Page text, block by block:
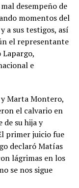
desempeño de
momentos del
a sus testigos, así
el representante
e
Marta Montero,
el calvario en
su hija y
primer juicio fue
declaró Matías
lágrimas en los
se nos sigue